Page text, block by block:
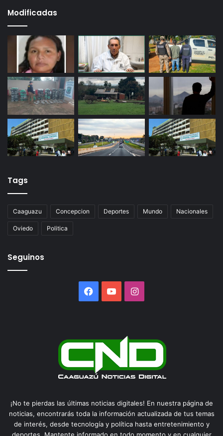
Modificadas
Tags
Caaguazu Concepcion Deportes Mundo Nacionales
Oviedo Politica
Seguinos
FacebookYouTubeInstagram
¡No te pierdas las últimas noticias digitales! En nuestra página de
noticias, encontrarás toda la información actualizada de tus temas
de interés, desde tecnología y política hasta entretenimiento y